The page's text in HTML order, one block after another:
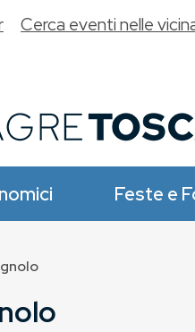
Feste e
Cerca eventi nelle